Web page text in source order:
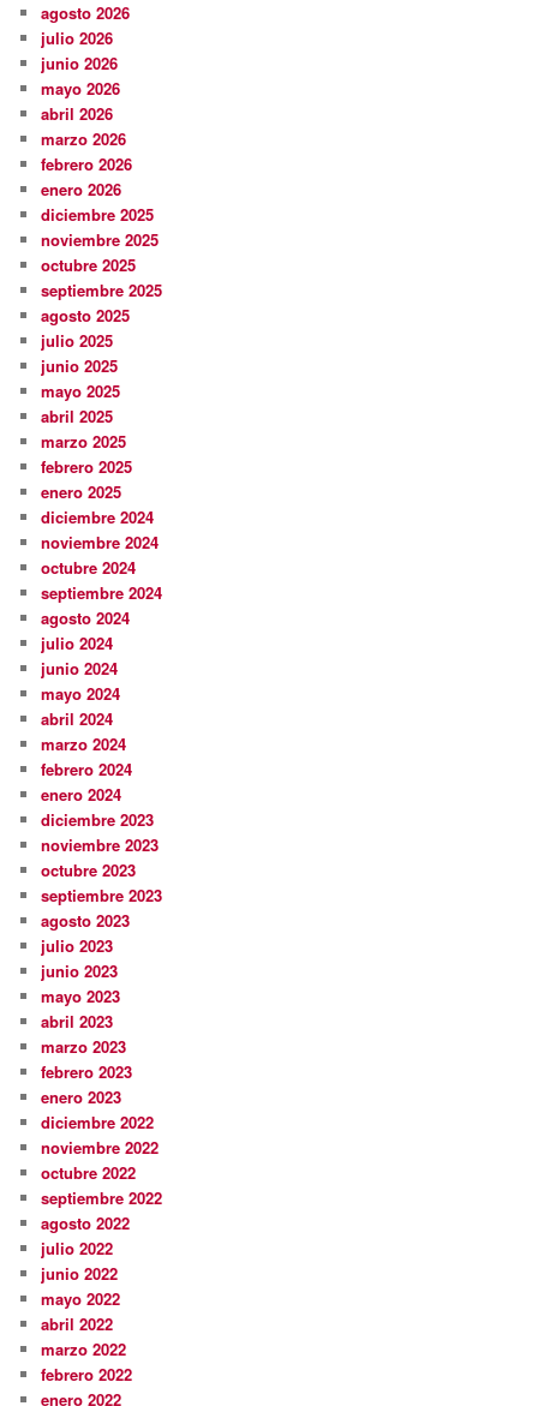
agosto 2026
julio 2026
junio 2026
mayo 2026
abril 2026
marzo 2026
febrero 2026
enero 2026
diciembre 2025
noviembre 2025
octubre 2025
septiembre 2025
agosto 2025
julio 2025
junio 2025
mayo 2025
abril 2025
marzo 2025
febrero 2025
enero 2025
diciembre 2024
noviembre 2024
octubre 2024
septiembre 2024
agosto 2024
julio 2024
junio 2024
mayo 2024
abril 2024
marzo 2024
febrero 2024
enero 2024
diciembre 2023
noviembre 2023
octubre 2023
septiembre 2023
agosto 2023
julio 2023
junio 2023
mayo 2023
abril 2023
marzo 2023
febrero 2023
enero 2023
diciembre 2022
noviembre 2022
octubre 2022
septiembre 2022
agosto 2022
julio 2022
junio 2022
mayo 2022
abril 2022
marzo 2022
febrero 2022
enero 2022